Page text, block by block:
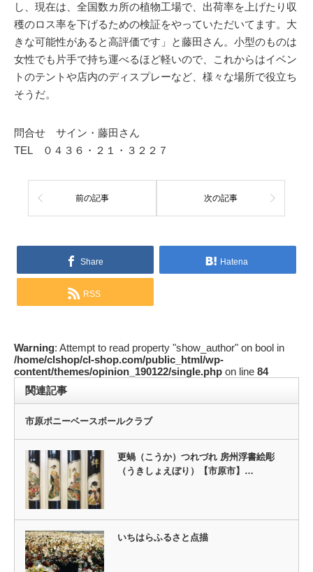
し、現在は、全国数カ所の植物工場で、出荷率を上げたり収
穫のロス率を下げるための検証をやっていただいてます。大
きな可能性があると高評価です」と藤田さん。小型のものは
女性でも片手で持ち運べるほど軽いので、これからはイベン
トのテントや店内のディスプレーなど、様々な場所で役立ち
そうだ。
問合せ サイン・藤田さん
TEL ０４３６・２１・３２２７
前の記事 次の記事
Share Hatena
RSS
Warning: Attempt to read property "show_author" on bool in
/home/clshop/cl-shop.com/public_html/wp-
content/themes/opinion_190122/single.php on line 84
関連記事
市原ポニーベースボールクラブ
更蝸（こうか）つれづれ 房州浮書絵彫
（うきしょえぼり）【市原市】…
いちはらふるさと点描